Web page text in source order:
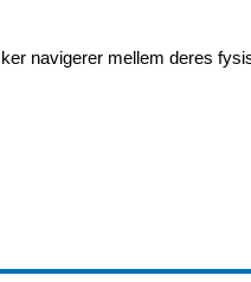
navigerer mellem deres